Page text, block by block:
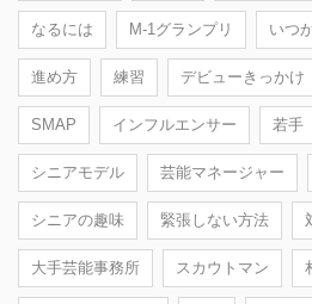
なるには M-1グランプリ いつ
進め方 練習 デビューきっかけ
SMAP インフルエンサー 若手
シニアモデル 芸能マネージャー
シニアの趣味 緊張しない方法
大手芸能事務所 スカウトマン